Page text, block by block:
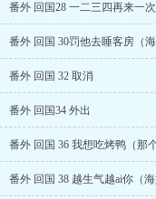
番外 回国28 一二三四再来一次
番外 回国 32 取消
番外 回国34 外出